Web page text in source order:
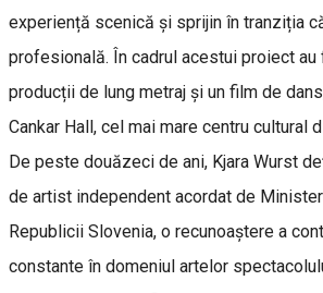
experiență scenică și sprijin în tranziția
profesională. În cadrul acestui proiect
producții de lung metraj și un film de
Cankar Hall, cel mai mare centru cultural
De peste douăzeci de ani, Kjara Wurst
de artist independent acordat de
Republicii Slovenia, o recunoaștere a
constante în domeniul artelor